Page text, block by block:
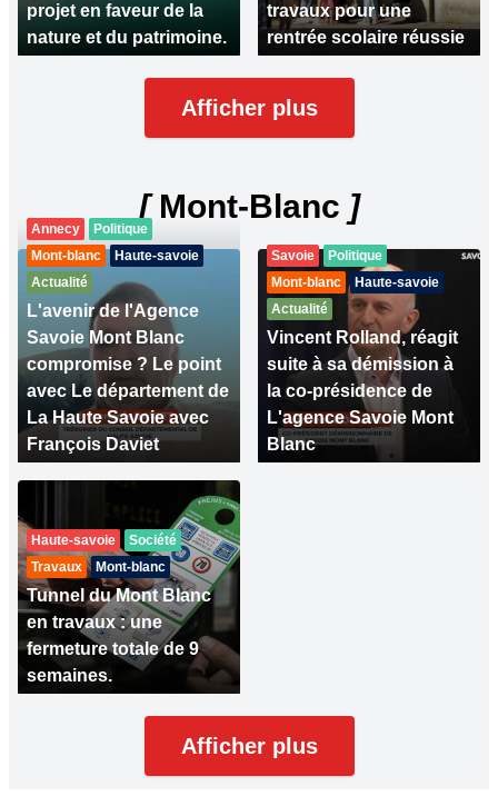
projet en faveur de la
nature et du patrimoine.
travaux pour une
rentrée scolaire réussie
Afficher plus
[Mont-Blanc ]
Annecy
Politique
Mont-blanc
Haute-savoie
Actualité
L'avenir de l'Agence
Savoie Mont Blanc
compromise ? Le point
avec Le département de
La Haute Savoie avec
François Daviet
Savoie
Politique
Mont-blanc
Haute-savoie
Actualité
Vincent Rolland, réagit
suite à sa démission à
la co-présidence de
L'agence Savoie Mont
Blanc
Haute-savoie
Société
Travaux
Mont-blanc
Tunnel du Mont Blanc
en travaux : une
fermeture totale de 9
semaines.
Afficher plus